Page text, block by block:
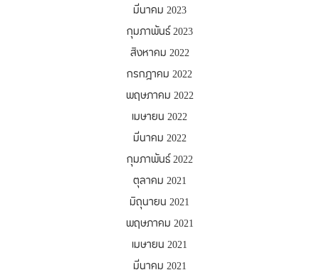
มีนาคม 2023
กุมภาพันธ์ 2023
สิงหาคม 2022
กรกฎาคม 2022
พฤษภาคม 2022
เมษายน 2022
มีนาคม 2022
กุมภาพันธ์ 2022
ตุลาคม 2021
มิถุนายน 2021
พฤษภาคม 2021
เมษายน 2021
มีนาคม 2021